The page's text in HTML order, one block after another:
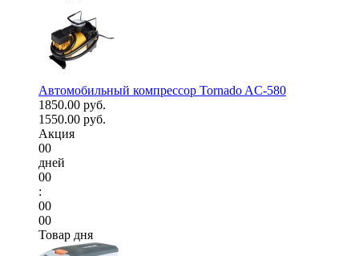
Автомобильный компрессор Tornado AC-580
1850.00 руб.
1550.00 руб.
Акция
00
дней
00
:
00
00
Товар дня